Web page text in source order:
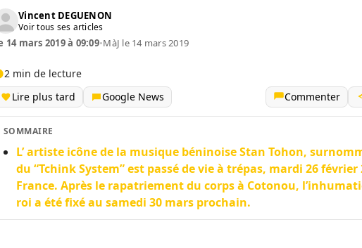
Vincent DEGUENON
Voir tous ses articles
14 mars 2019 à 09:09•MàJ le 14 mars 2019
2 min de lecture
Lire plus tard
Google News Commenter
SOMMAIRE
L’ artiste icône de la musique béninoise Stan Tohon,
du “Tchink System” est passé de vie à trépas, mardi 26 février
France. Après le rapatriement du corps à Cotonou,
roi a été fixé au samedi 30 mars prochain.